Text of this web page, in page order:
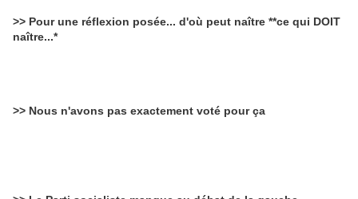
>> Pour une réflexion posée... d'où peut naître **ce qui DOIT
naître...*
>> Nous n'avons pas exactement voté pour ça